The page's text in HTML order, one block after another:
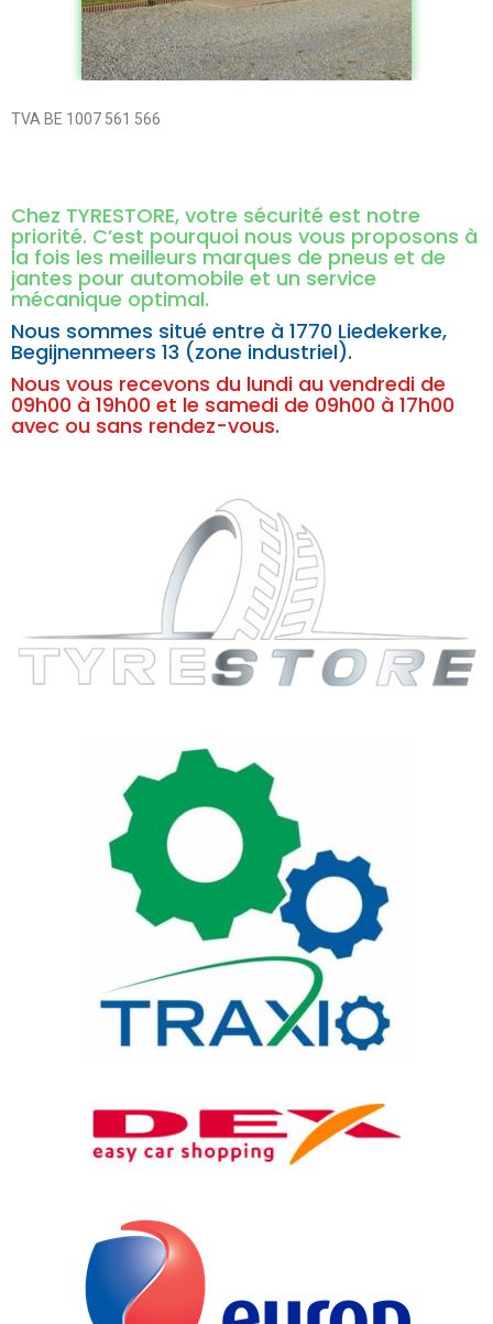
TVA BE 1007 561 566
Chez TYRESTORE, votre sécurité est notre
priorité. C’est pourquoi nous vous proposons à
la fois les meilleurs marques de pneus et de
jantes pour automobile et un service
mécanique optimal.
Nous sommes situé entre à 1770 Liedekerke,
Begijnenmeers 13 (zone industriel).
Nous vous recevons du lundi au vendredi de
09h00 à 19h00 et le samedi de 09h00 à 17h00
avec ou sans rendez-vous.